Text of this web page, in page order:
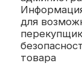
Юридический адрес
105066, город Москва,
улица Ольховская, дом
45, строение 1,
помещение 2А/½